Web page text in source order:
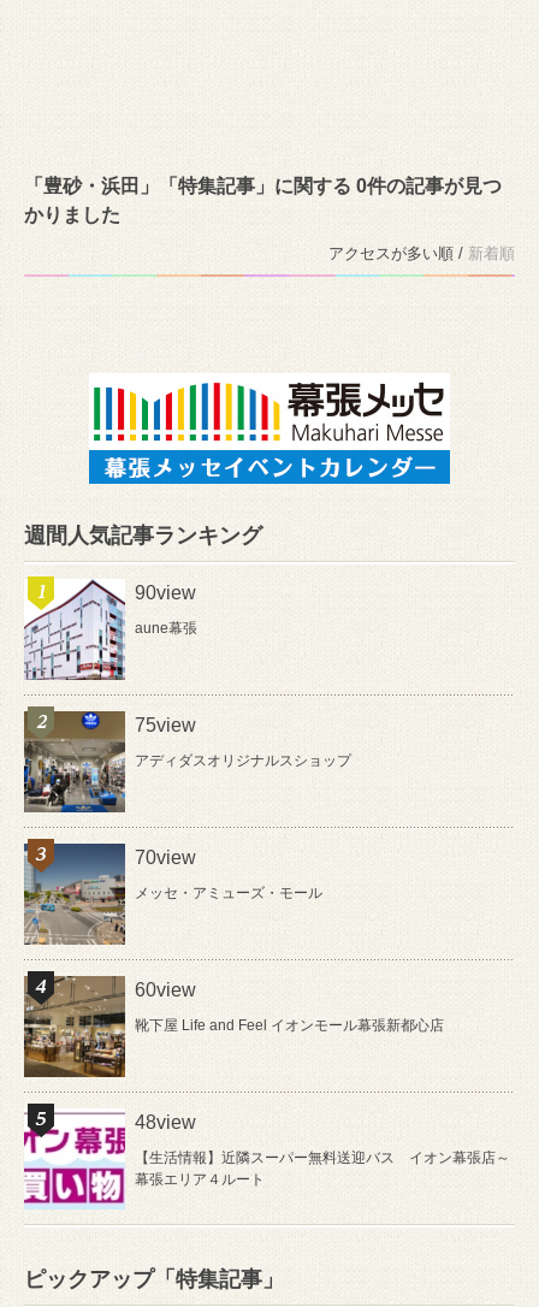
「豊砂・浜田」「特集記事」に関する 0件の記事が見つ
かりました
アクセスが多い順 / 新着順
週間人気記事ランキング
90view
aune幕張
75view
アディダスオリジナルスショップ
70view
メッセ・アミューズ・モール
60view
靴下屋 Life and Feel イオンモール幕張新都心店
48view
【生活情報】近隣スーパー無料送迎バス イオン幕張店～
幕張エリア４ルート
ピックアップ「特集記事」